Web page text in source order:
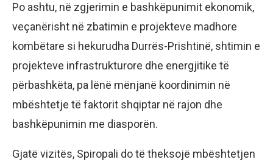
Po ashtu, në zgjerimin e bashkëpunimit ekonomik,
veçanërisht në zbatimin e projekteve madhore
kombëtare si hekurudha Durrës-Prishtinë, shtimin e
projekteve infrastrukturore dhe energjitike të
përbashkëta, pa lënë mënjanë koordinimin në
mbështetje të faktorit shqiptar në rajon dhe
bashkëpunimin me diasporën.
Gjatë vizitës, Spiropali do të theksojë mbështetjen